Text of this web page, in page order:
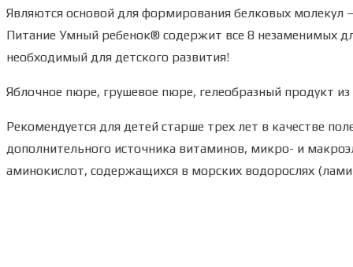
Являются основой для формирования белковых молекул
Питание Умный ребенок® содержит все 8 незаменимых
необходимый для детского развития!
Яблочное пюре, грушевое пюре, гелеобразный продукт
Рекомендуется для детей старше трех лет в качестве
дополнительного источника витаминов, микро- и
аминокислот, содержащихся в морских водорослях